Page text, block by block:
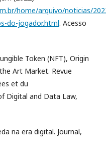
home/arquivo/noticias/
do-jogador.html. Acesso
Token (NFT), Origin
Art Market. Revue
et du
Digital and Data Law,
na era digital. Journal,